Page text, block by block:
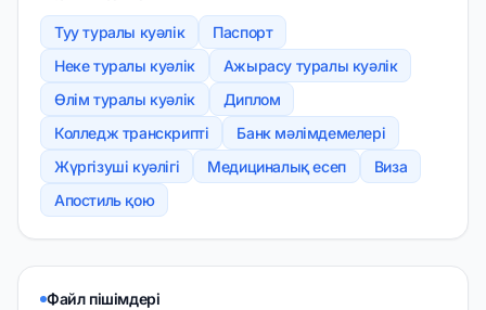
Туу туралы куәлік
Паспорт
Неке туралы куәлік
Ажырасу туралы куәлік
Өлім туралы куәлік
Диплом
Колледж транскрипті
Банк мәлімдемелері
Жүргізуші куәлігі
Медициналық есеп
Виза
Апостиль қою
Файл пішімдері